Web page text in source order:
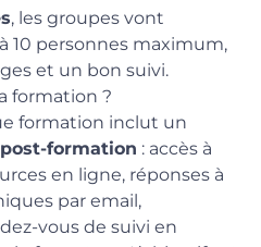
, les groupes vont
10 personnes maximum,
et un bon suivi.
formation ?
formation inclut un
formation : accès à
en ligne, réponses à
par email,
vous de suivi en